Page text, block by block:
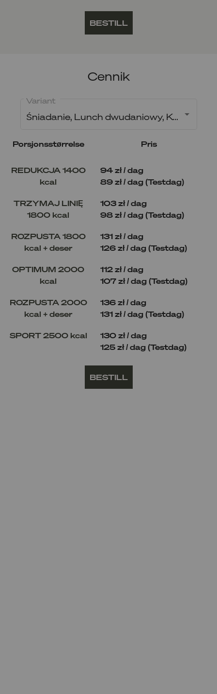
BESTILL
Cennik
Śniadanie, Lunch dwudaniowy, Kolacja
Variant
Porsjonsstørrelse Pris
REDUKCJA 1400
kcal
94 zł / dag
89 zł / dag (Testdag)
TRZYMAJ LINIĘ
1800 kcal
103 zł / dag
98 zł / dag (Testdag)
ROZPUSTA 1800
kcal + deser
131 zł / dag
126 zł / dag (Testdag)
OPTIMUM 2000
kcal
112 zł / dag
107 zł / dag (Testdag)
ROZPUSTA 2000
kcal + deser
136 zł / dag
131 zł / dag (Testdag)
SPORT 2500 kcal
130 zł / dag
125 zł / dag (Testdag)
BESTILL